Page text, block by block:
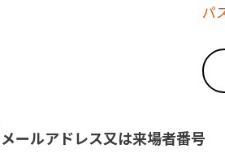
パ
メールアドレス又は来場者番号